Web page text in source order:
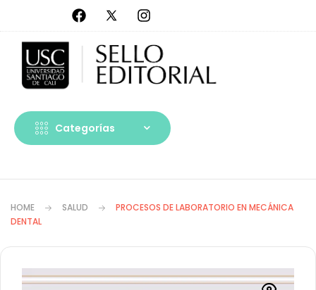
Categorías
HOME SALUD
PROCESOS DE LABORATORIO EN MECÁNICA
DENTAL